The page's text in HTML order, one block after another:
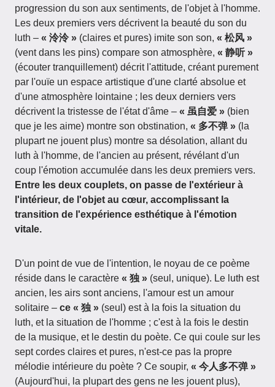
progression du son aux sentiments, de l'objet à l'homme.
Les deux premiers vers décrivent la beauté du son du
luth – « 泠泠 » (claires et pures) imite son son, « 松风 »
(vent dans les pins) compare son atmosphère, « 静听 »
(écouter tranquillement) décrit l'attitude, créant purement
par l'ouïe un espace artistique d'une clarté absolue et
d'une atmosphère lointaine ; les deux derniers vers
décrivent la tristesse de l'état d'âme – « 虽自爱 » (bien
que je les aime) montre son obstination, « 多不弹 » (la
plupart ne jouent plus) montre sa désolation, allant du
luth à l'homme, de l'ancien au présent, révélant d'un
coup l'émotion accumulée dans les deux premiers vers.
Entre les deux couplets, on passe de l'extérieur à
l'intérieur, de l'objet au cœur, accomplissant la
transition de l'expérience esthétique à l'émotion
vitale.
D'un point de vue de l'intention, le noyau de ce poème
réside dans le caractère « 独 » (seul, unique). Le luth est
ancien, les airs sont anciens, l'amour est un amour
solitaire – ce « 独 » (seul) est à la fois la situation du
luth, et la situation de l'homme ; c'est à la fois le destin
de la musique, et le destin du poète. Ce qui coule sur les
sept cordes claires et pures, n'est-ce pas la propre
mélodie intérieure du poète ? Ce soupir, « 今人多不弹 »
(Aujourd'hui, la plupart des gens ne les jouent plus),